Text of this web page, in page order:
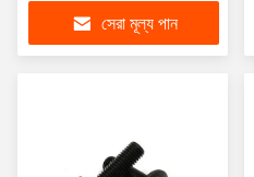
সেরা মূল্য পান